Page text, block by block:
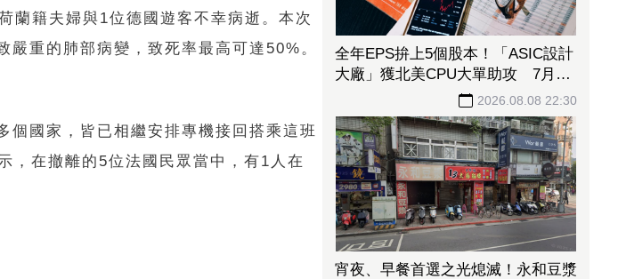
蘭籍夫婦與1位德國遊客不幸病逝。本次
重的肺部病變，致死率最高可達50%。
個國家，皆已相繼安排專機接回搭乘這班
在撤離的5位法國民眾當中，有1人在
全年EPS拚上5個股本！「ASIC設計
大廠」獲北美CPU大單助攻 7月營
2026.08.08 22:30
宵夜、早餐首選之光熄滅！永和豆漿